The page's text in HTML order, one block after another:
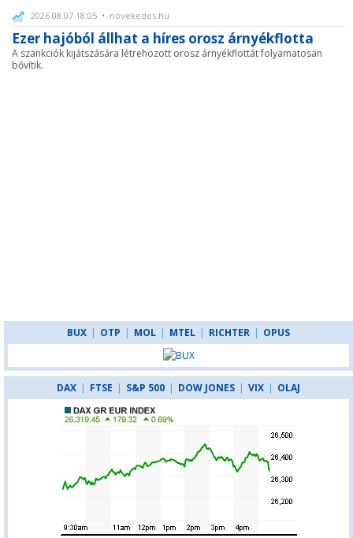
2026.08.07 18:05 • novekedes.hu
Ezer hajóból állhat a híres orosz árnyékflotta
A szankciók kijátszására létrehozott orosz árnyékflottát folyamatosan
bővítik.
BUX | OTP | MOL | MTEL | RICHTER | OPUS
DAX | FTSE | S&P 500 | DOW JONES | VIX | OLAJ